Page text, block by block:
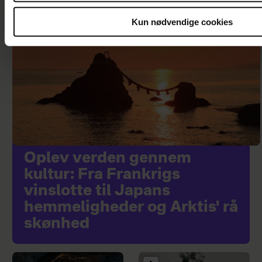
Kun nødvendige cookies
Oplev verden gennem
kultur: Fra Frankrigs
vinslotte til Japans
hemmeligheder og Arktis' rå
skønhed